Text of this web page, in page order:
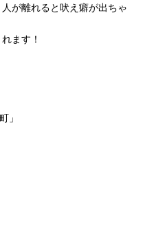
が離れると吠え癖が出ちゃ
ます！
」